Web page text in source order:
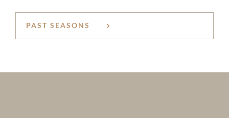
PAST SEASONS